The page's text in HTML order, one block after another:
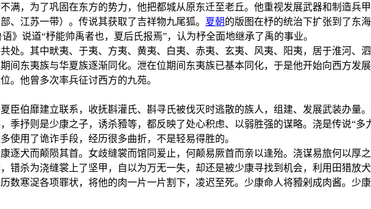
满，为了巩固在东方的势力，他把都城从原东迁至老丘。他重视发展武器和制造兵
、江苏一带）。传说其获取了吉祥物九尾狐。 夏朝的版图在杼的统治下扩张到了东
语》说道“杼能帅禹者也，夏后氏报焉”，认为杼全面地继承了禹的事业。
处。其中畎夷、于夷、方夷、黄夷、白夷、赤夷、玄夷、风夷、阳夷，居于淮河、
间东夷族与华夏族逐渐同化。泄在位期间东夷族已基本同化，于是他开始向西方发
。他曾多次率兵征讨西方的九苑。
臣伯靡建立联系，收抚斟灌氏、斟寻氏被伐灭时逃散的族人，组建、发展武装办量
季抒则是少康之子，诱杀豷等，都反映了处心积虑、以弱胜强的谋略。浇是传说“
使用了诡诈手段，经历很多曲折，不是轻易得胜的。
康逐犬而颠陨其首。女歧缝裳而馆同爰止，何颠易厥首而亲以逢殆。浇谋易旅何以厚
错杀为浇缝裳上了坚甲，自以为万无一失，却还是被少康寻找到机会，利用田猎放
数寒浞各项罪状，将他的肉一片一片割下，凌迟至死。少康命人将豷剁成肉酱。少